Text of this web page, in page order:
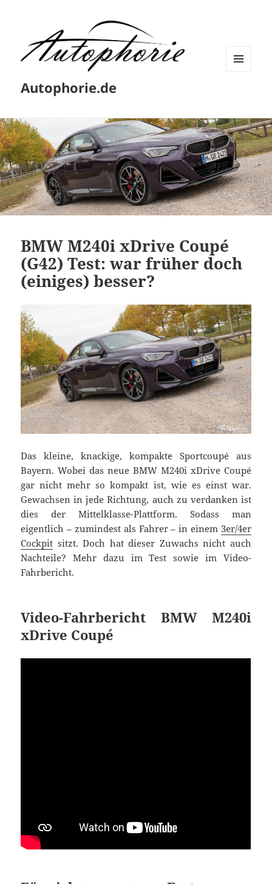
Autophorie.de
BMW M240i xDrive Coupé
(G42) Test: war früher doch
(einiges) besser?
Das kleine, knackige, kompakte Sportcoupé aus
Bayern. Wobei das neue BMW M240i xDrive Coupé
gar nicht mehr so kompakt ist, wie es einst war.
Gewachsen in jede Richtung, auch zu verdanken ist
dies der Mittelklasse-Plattform. Sodass man
eigentlich – zumindest als Fahrer – in einem 3er/4er
Cockpit sitzt. Doch hat dieser Zuwachs nicht auch
Nachteile? Mehr dazu im Test sowie im Video-
Fahrbericht.
Video-Fahrbericht BMW M240i
xDrive Coupé